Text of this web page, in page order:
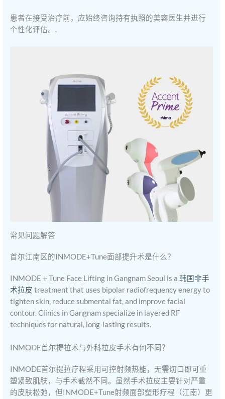
患者在接受治疗前，应始终咨询持有执照的美容医生并进行
个性化评估。.
常见问题解答
首尔江南区的INMODE+Tune面部提升术是什么？
INMODE + Tune Face Lifting in Gangnam Seoul is a韩国非手
术拉皮 treatment that uses bipolar radiofrequency energy to
tighten skin, reduce submental fat, and improve facial
contour. Clinics in Gangnam specialize in layered RF
techniques for natural, long-lasting results.
INMODE首尔提拉术与外科拉皮手术有何不同？
INMODE首尔提拉疗程采用可控射频热能，无需切口即可重
塑紧致肌肤，与手术截然不同。虽然手术拉皮主要针对严重
的皮肤松弛，但INMODE+Tune射频面部塑形疗程（江南）更